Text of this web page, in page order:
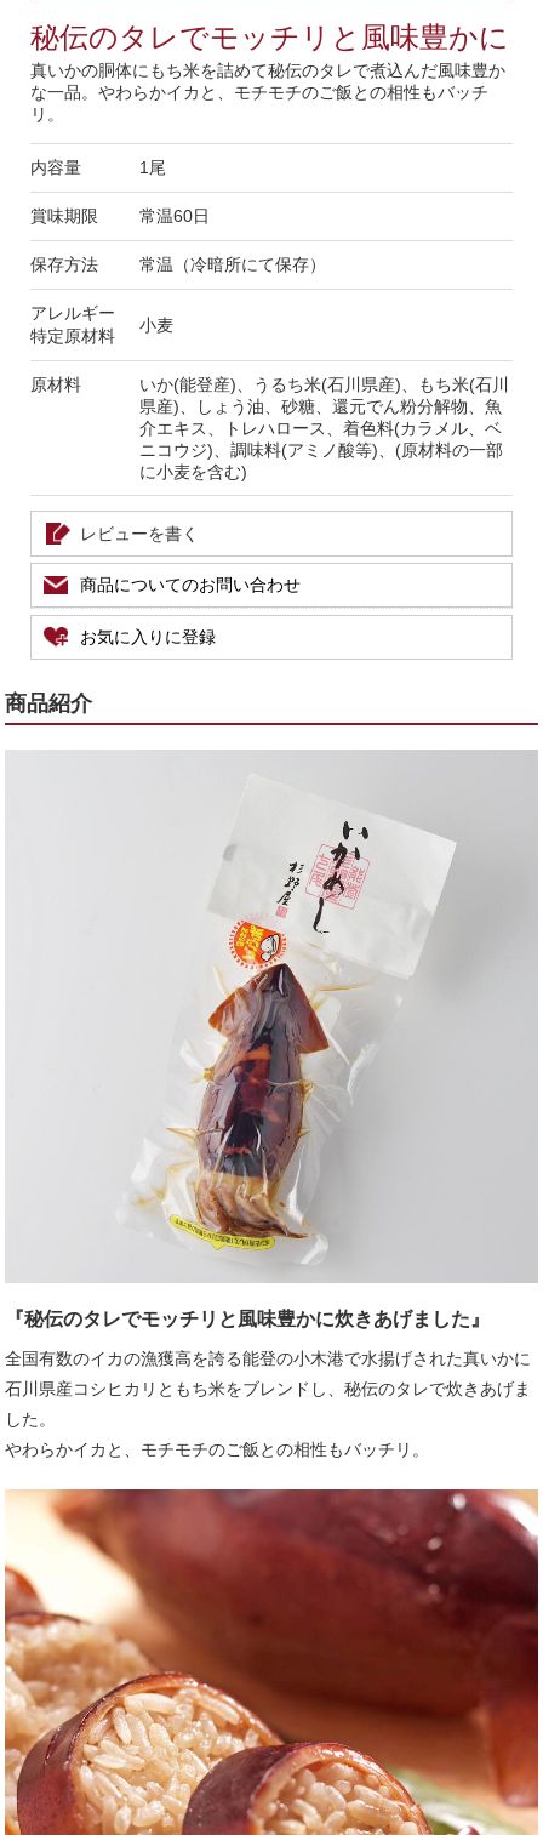
秘伝のタレでモッチリと風味豊かに
真いかの胴体にもち米を詰めて秘伝のタレで煮込んだ風味豊か
な一品。やわらかイカと、モチモチのご飯との相性もバッチ
リ。
内容量 1尾
賞味期限 常温60日
保存方法 常温（冷暗所にて保存）
アレルギー
特定原材料
小麦
原材料
いか(能登産)、うるち米(石川県産)、もち米(石川
県産)、しょう油、砂糖、還元でん粉分解物、魚
介エキス、トレハロース、着色料(カラメル、ベ
ニコウジ)、調味料(アミノ酸等)、(原材料の一部
に小麦を含む)
レビューを書く
商品についてのお問い合わせ
お気に入りに登録
商品紹介
『秘伝のタレでモッチリと風味豊かに炊きあげました』
全国有数のイカの漁獲高を誇る能登の小木港で水揚げされた真いかに
石川県産コシヒカリともち米をブレンドし、秘伝のタレで炊きあげま
した。
やわらかイカと、モチモチのご飯との相性もバッチリ。